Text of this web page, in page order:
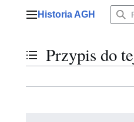
Menu główne
Historia AGH
Przełącz stan spisu treści
Przypis do